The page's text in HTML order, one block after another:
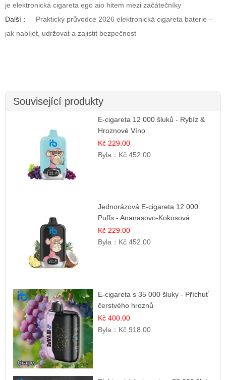
je elektronická cigareta ego aio hitem mezi začátečníky
Další：
Praktický průvodce 2026 elektronická cigareta baterie –
jak nabíjet, udržovat a zajistit bezpečnost
Související produkty
E-cigareta 12 000 šluků - Rybíz &
Hroznové Víno
Kč 229.00
Byla： Kč 452.00
Jednorázová E-cigareta 12 000
Puffs - Ananasovo-Kokosová
Zmrzlina
Kč 229.00
Byla： Kč 452.00
E-cigareta s 35 000 šluky - Příchuť
čerstvého hroznů
Kč 400.00
Byla： Kč 918.00